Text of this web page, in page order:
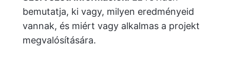
bemutatja, ki vagy, milyen eredményeid
vannak, és miért vagy alkalmas a projekt
megvalósítására.